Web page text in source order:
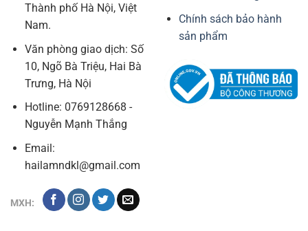
Thành phố Hà Nội, Việt
Nam.
Văn phòng giao dịch: Số
10, Ngõ Bà Triệu, Hai Bà
Trưng, Hà Nội
Hotline: 0769128668 -
Nguyễn Mạnh Thắng
Email:
hailamndkl@gmail.com
MXH:
Chính sách bảo hành
sản phẩm